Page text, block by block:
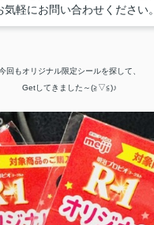
軽にお問い合わせください。
回もオリジナル限定シールを探して、
Getしてきました～(≧▽≦)♪